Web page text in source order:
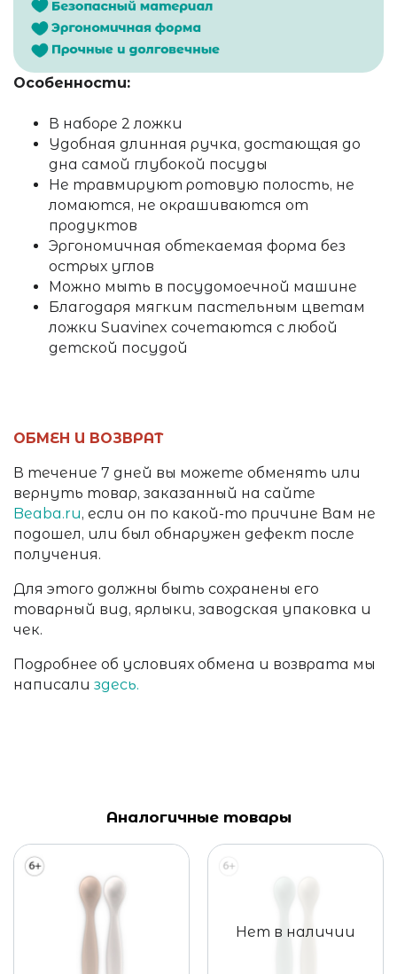
Особенности:
В наборе 2 ложки
Удобная длинная ручка, достающая до
дна самой глубокой посуды
Не травмируют ротовую полость, не
ломаются, не окрашиваются от
продуктов
Эргономичная обтекаемая форма без
острых углов
Можно мыть в посудомоечной машине
Благодаря мягким пастельным цветам
ложки Suavinex сочетаются с любой
детской посудой
ОБМЕН И ВОЗВРАТ
В течение 7 дней вы можете обменять или
вернуть товар, заказанный на сайте
Beaba.ru, если он по какой-то причине Вам не
подошел, или был обнаружен дефект после
получения.
Для этого должны быть сохранены его
товарный вид, ярлыки, заводская упаковка и
чек.
Подробнее об условиях обмена и возврата мы
написали здесь.
Аналогичные товары
Нет в наличии